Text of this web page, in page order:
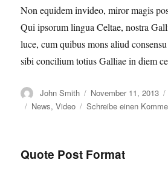
Non equidem invideo, miror magis
Qui ipsorum lingua Celtae, nostra
luce, cum quibus mons aliud
sibi concilium totius Galliae in diem
Autor
John Smith
Veröffentlicht
am
November 11, 2013
Schlagwörter
News,Video Schreibe einen
Quote Post Format